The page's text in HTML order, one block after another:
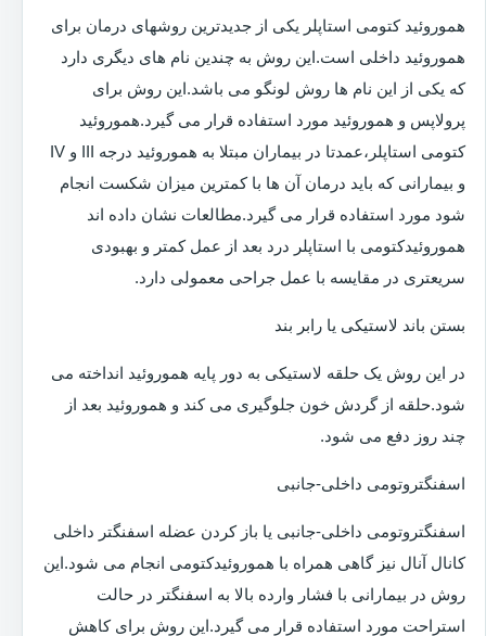
هموروئید کتومی استاپلر یکی از جدیدترین روشهای درمان برای
هموروئید داخلی است.این روش به چندین نام های دیگری دارد
که یکی از این نام ها روش لونگو می باشد.این روش برای
پرولاپس و هموروئید مورد استفاده قرار می گیرد.هموروئید
کتومی استاپلر،عمدتا در بیماران مبتلا به هموروئید درجه III و IV
و بیمارانی که باید درمان آن ها با کمترین میزان شکست انجام
شود مورد استفاده قرار می گیرد.مطالعات نشان داده اند
هموروئیدکتومی با استاپلر درد بعد از عمل کمتر و بهبودی
سریعتری در مقایسه با عمل جراحی معمولی دارد.
بستن باند لاستیکی یا رابر بند
در این روش یک حلقه لاستیکی به دور پایه هموروئید انداخته می
شود.حلقه از گردش خون جلوگیری می کند و هموروئید بعد از
چند روز دفع می شود.
اسفنگتروتومی داخلی-جانبی
اسفنگتروتومی داخلی-جانبی یا باز کردن عضله اسفنگتر داخلی
کانال آنال نیز گاهی همراه با هموروئیدکتومی انجام می شود.این
روش در بیمارانی با فشار وارده بالا به اسفنگتر در حالت
استراحت مورد استفاده قرار می گیرد.این روش برای کاهش